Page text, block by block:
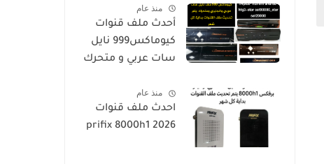
منذ عام
أحدث ملف قنوات
كيوماكس999 نايل
سات عربي و متحرك
h4plus-h2mini-
h1g3-star
sat90000_star
منذ عام
احدث ملف قنوات
prifix 8000h1 2026